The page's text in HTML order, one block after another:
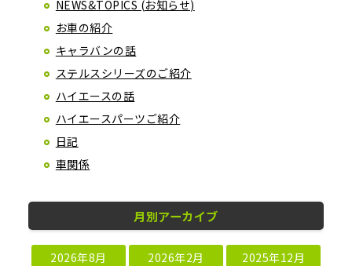
NEWS&TOPICS (お知らせ)
お車の紹介
キャラバンの話
ステルスシリーズのご紹介
ハイエースの話
ハイエースパーツご紹介
日記
車関係
月別アーカイブ
2026年8月 2026年2月
2025年12月